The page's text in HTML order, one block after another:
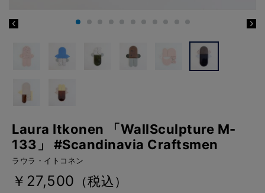
Laura Itkonen 「WallSculpture M-
133」 #Scandinavia Craftsmen
ラウラ・イトコネン
￥27,500 （税込）